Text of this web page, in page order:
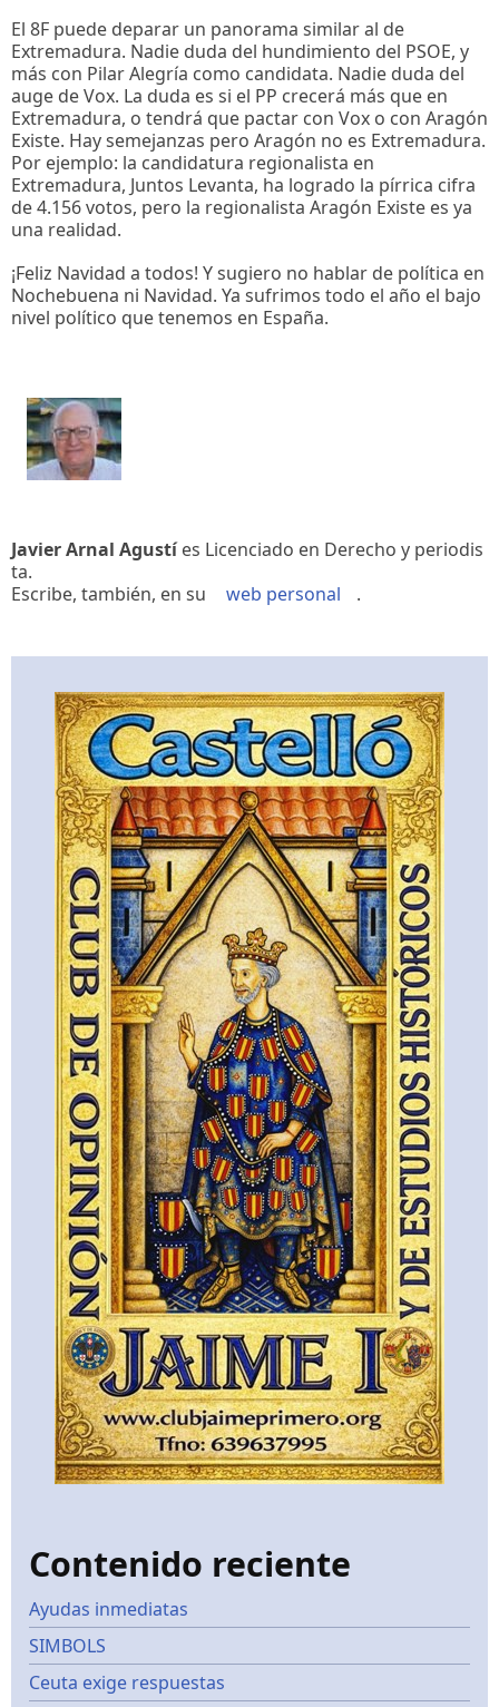
El 8F puede deparar un panorama similar al de
Extremadura. Nadie duda del hundimiento del PSOE, y
más con Pilar Alegría como candidata. Nadie duda del
auge de Vox. La duda es si el PP crecerá más que en
Extremadura, o tendrá que pactar con Vox o con Aragón
Existe. Hay semejanzas pero Aragón no es Extremadura.
Por ejemplo: la candidatura regionalista en
Extremadura, Juntos Levanta, ha logrado la pírrica cifra
de 4.156 votos, pero la regionalista Aragón Existe es ya
una realidad.
¡Feliz Navidad a todos! Y sugiero no hablar de política en
Nochebuena ni Navidad. Ya sufrimos todo el año el bajo
nivel político que tenemos en España.
Javier Arnal Agustíes Licenciado en Derecho y periodis
ta.
Escribe, también, en su
web personal .
Contenido reciente
Ayudas inmediatas
SIMBOLS
Ceuta exige respuestas